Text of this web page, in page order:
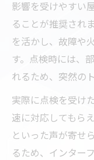
影響を受けやすい
ることが推奨され
を活かし、故障や
す。点検時には、
れるため、突然の
実際に点検を受け
速に対応してもら
といった声が寄せ
るため、インター